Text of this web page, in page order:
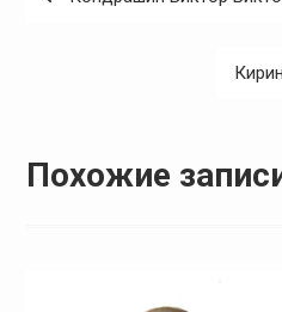
Похожие